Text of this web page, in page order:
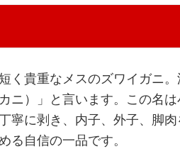
く貴重なメスのズワイガニ
ニ）」と言います。この名
寧に剥き、内子、外子、脚
る自信の一品です。